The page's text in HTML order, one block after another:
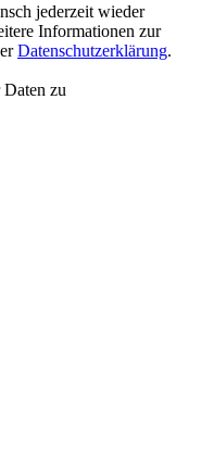
jederzeit wieder
Informationen zur
Datenschutzerklärung.
zu